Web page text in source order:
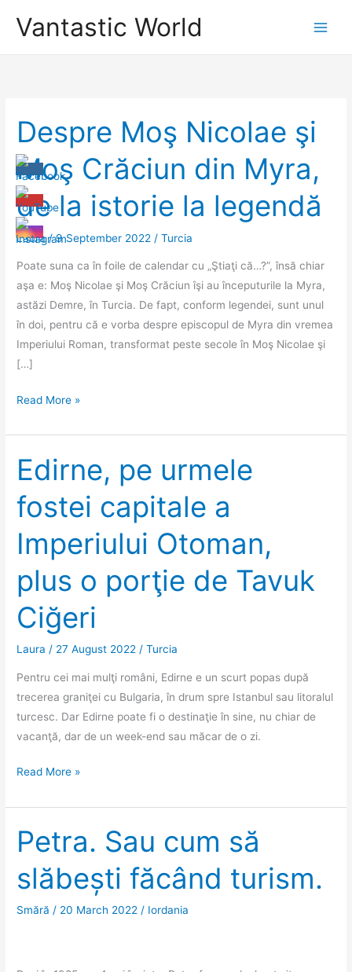
Vantastic World
Despre Moş Nicolae şi
Moş Crăciun din Myra,
de la istorie la legendă
Laura/9 September 2022 /Turcia
Poate suna ca în foile de calendar cu „Ştiaţi că…?”, însă chiar
aşa e: Moş Nicolae şi Moş Crăciun îşi au începuturile la Myra,
astăzi Demre, în Turcia. De fapt, conform legendei, sunt unul
în doi, pentru că e vorba despre episcopul de Myra din vremea
Imperiului Roman, transformat peste secole în Moş Nicolae şi
[…]
Despre
Nicolae
şi
Moş
Crăciun
din
Myra,
de
la
istorie
la
legendă
Read More »
Edirne, pe urmele
fostei capitale a
Imperiului Otoman,
plus o porţie de Tavuk
Ciğeri
Laura / 27 August 2022 /Turcia
Pentru cei mai mulţi români, Edirne e un scurt popas după
trecerea graniţei cu Bulgaria, în drum spre Istanbul sau litoralul
turcesc. Dar Edirne poate fi o destinaţie în sine, nu chiar de
vacanţă, dar de un week-end sau măcar de o zi.
Edirne,
urmele
fostei
capitale
Imperiului
Otoman,
porţie
Read More »
Petra. Sau cum să
slăbești făcând turism.
Smără/ 20 March 2022/ Iordania